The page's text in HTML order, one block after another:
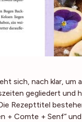
sich, nach klar, um
gegliedert und
Rezepttitel
+ Comte + Senf“